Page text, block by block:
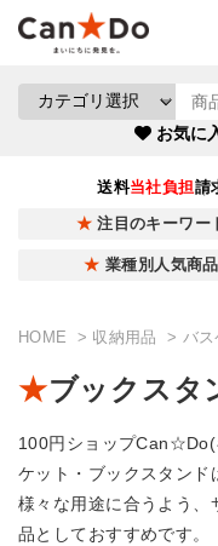
お気に
送料当社負担請
注目のキーワー
業種別人気商品
HOME 収納用品 バス
ブックスタ
100円ショップCan☆Do(
ケット・ブックスタンド
様々な用途に合うよう、
品としておすすめです。